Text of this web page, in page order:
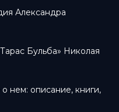
Александра
Бульба» Николая
нем: описание, книги,